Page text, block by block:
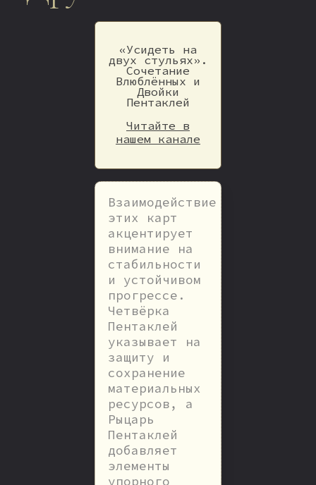
«Усидеть на
двух стульях».
Сочетание
Влюблённых и
Двойки
Пентаклей
Читайте в
нашем канале
Взаимодействие
этих карт
акцентирует
внимание на
стабильности
и устойчивом
прогрессе.
Четвёрка
Пентаклей
указывает на
защиту и
сохранение
материальных
ресурсов, а
Рыцарь
Пентаклей
добавляет
элементы
упорного